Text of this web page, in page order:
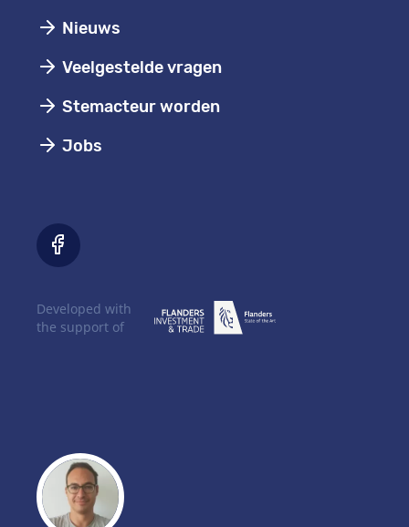
Nieuws
Veelgestelde vragen
Stemacteur worden
Jobs
Developed with
the support of